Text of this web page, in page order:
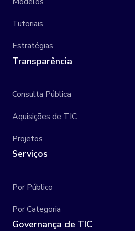
Tutoriais
Estratégias
Transparência
Consulta Pública
Aquisições de TIC
Projetos
Serviços
Por Público
Por Categoria
Governança de TIC